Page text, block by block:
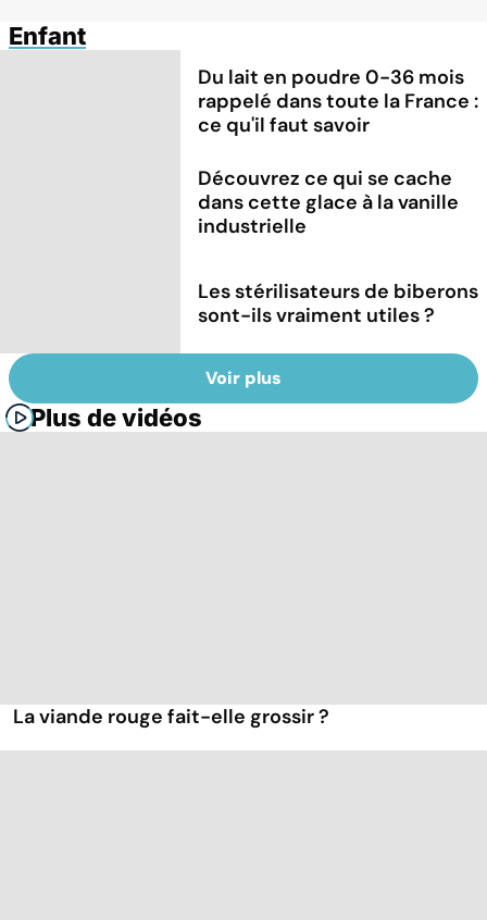
Enfant
Du lait en poudre 0-36 mois
rappelé dans toute la France :
ce qu'il faut savoir
Découvrez ce qui se cache
dans cette glace à la vanille
industrielle
Les stérilisateurs de biberons
sont-ils vraiment utiles ?
Voir plus
Plus de vidéos
La viande rouge fait-elle grossir ?